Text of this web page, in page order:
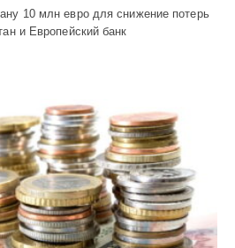
10 млн евро для снижение потерь
и Европейский банк